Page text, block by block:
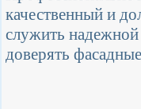
качественный и
служить надежной
доверять